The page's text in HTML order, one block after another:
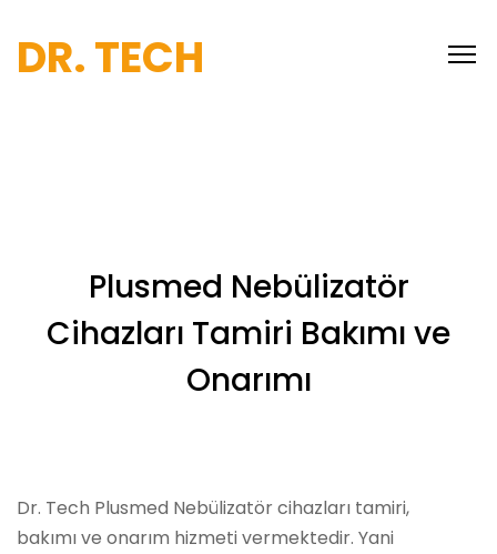
DR. TECH
Plusmed Nebülizatör
Cihazları Tamiri Bakımı ve
Onarımı
Dr. Tech Plusmed Nebülizatör cihazları tamiri,
bakımı ve onarım hizmeti vermektedir. Yani